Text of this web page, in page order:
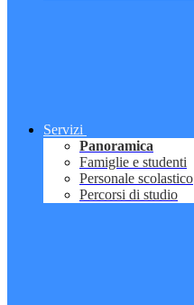
Servizi
Panoramica
Famiglie e studenti
Personale scolastico
Percorsi di studio